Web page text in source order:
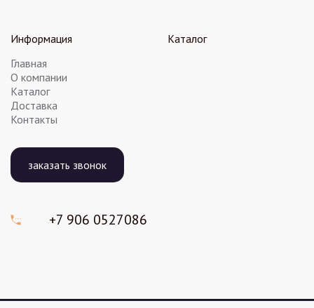
Информация
Главная
О компании
Каталог
Доставка
Контакты
Каталог
заказать звонок
+7 906 0527086